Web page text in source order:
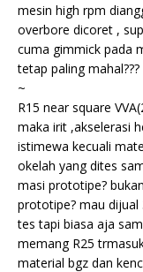
mesin high rpm
overbore dicoret ,
cuma gimmick pada
tetap paling mahal???
~
R15 near square
maka irit ,akselerasi
istimewa kecuali
okelah yang dites
masi prototipe?
prototipe? mau dijual
tes tapi biasa aja
memang R25
material bgz dan